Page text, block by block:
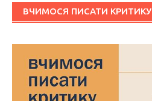
ВЧИМОСЯ ПИСАТИ КРИТИКУ